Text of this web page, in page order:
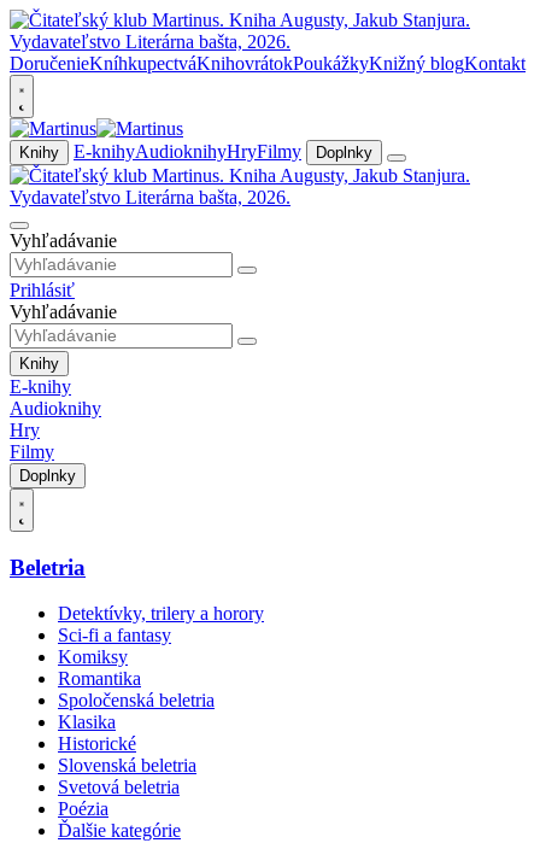
DoručenieKníhkupectváKnihovrátokPoukážkyKnižný blogKontakt
Knihy E-knihyAudioknihyHryFilmy Doplnky
Vyhľadávanie
Prihlásiť
Vyhľadávanie
Knihy
E-knihy
Audioknihy
Hry
Filmy
Doplnky
Beletria
Detektívky, trilery a horory
Sci-fi a fantasy
Komiksy
Romantika
Spoločenská beletria
Klasika
Historické
Slovenská beletria
Svetová beletria
Poézia
Ďalšie kategórie